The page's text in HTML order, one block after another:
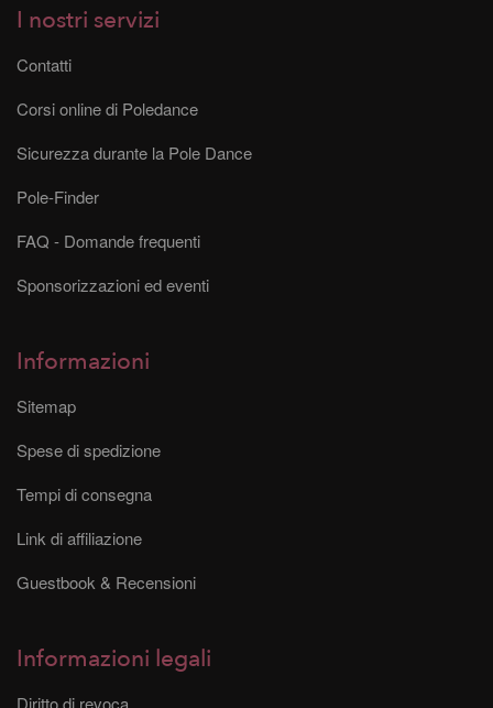
I nostri servizi
Contatti
Corsi online di Poledance
Sicurezza durante la Pole Dance
Pole-Finder
FAQ - Domande frequenti
Sponsorizzazioni ed eventi
Informazioni
Sitemap
Spese di spedizione
Tempi di consegna
Link di affiliazione
Guestbook & Recensioni
Informazioni legali